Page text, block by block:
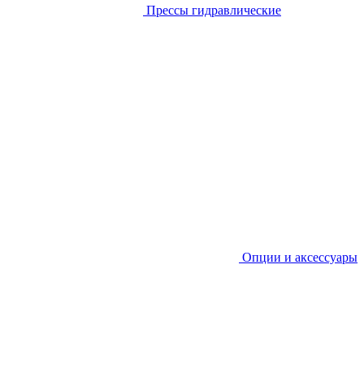
Прессы гидравлические
Опции и аксессуары